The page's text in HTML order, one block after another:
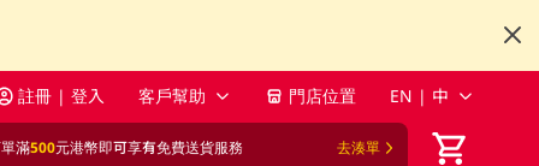
註冊 | 登入 客戶幫助 門店位置 EN | 中
滿500元港幣即可享有免費送貨服務 去湊單